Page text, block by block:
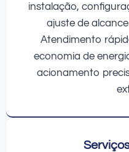
instalação,
ajuste de
Atendimento
economia de
acionamento